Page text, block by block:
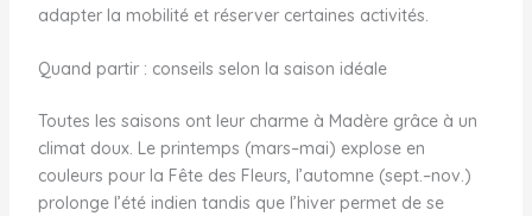
adapter la mobilité et réserver certaines activités.
Quand partir : conseils selon la saison idéale
Toutes les saisons ont leur charme à Madère grâce à un
climat doux. Le printemps (mars–mai) explose en
couleurs pour la Fête des Fleurs, l’automne (sept.–nov.)
prolonge l’été indien tandis que l’hiver permet de se